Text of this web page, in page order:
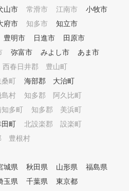
山市 常滑市 江南市
小牧市
府市 知多市
知立市
豊明市 日進市
田原市
弥富市 みよし市
あま市
西春日井郡 豊山町
町
海部郡 大治町
村
知多郡 阿久比町
多町
知多郡 美浜町
町
北設楽郡 設楽町
豊根村
城県 秋田県 山形県
福島県
玉県 千葉県
東京都